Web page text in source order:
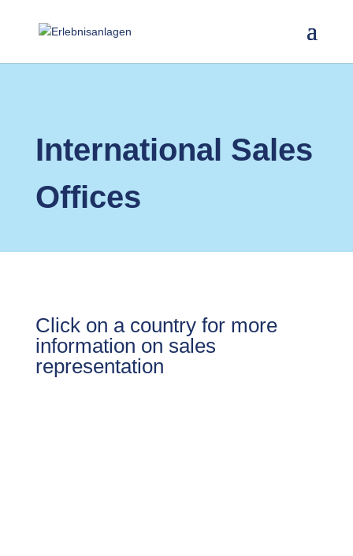
International Sales
Offices
Click on a country for more
information on sales
representation